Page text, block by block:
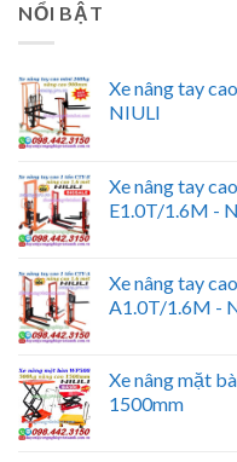
NỔI BẬT
Xe nâng tay
NIULI
Xe nâng tay
E1.0T/1.6M -
Xe nâng tay
A1.0T/1.6M -
Xe nâng mặt
1500mm